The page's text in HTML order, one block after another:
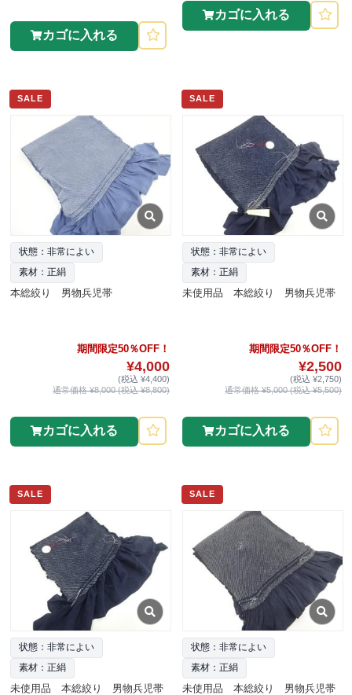
カゴに入れる
カゴに入れる
SALE
状態：非常によい
素材：正絹
本総絞り 男物兵児帯
期間限定50％OFF！
¥4,000
(税込 ¥4,400)
通常価格 ¥8,000 (税込 ¥8,800)
カゴに入れる
SALE
状態：非常によい
素材：正絹
未使用品 本総絞り 男物兵児帯
期間限定50％OFF！
¥2,500
(税込 ¥2,750)
通常価格 ¥5,000 (税込 ¥5,500)
カゴに入れる
SALE
状態：非常によい
素材：正絹
未使用品 本総絞り 男物兵児帯
SALE
状態：非常によい
素材：正絹
未使用品 本総絞り 男物兵児帯